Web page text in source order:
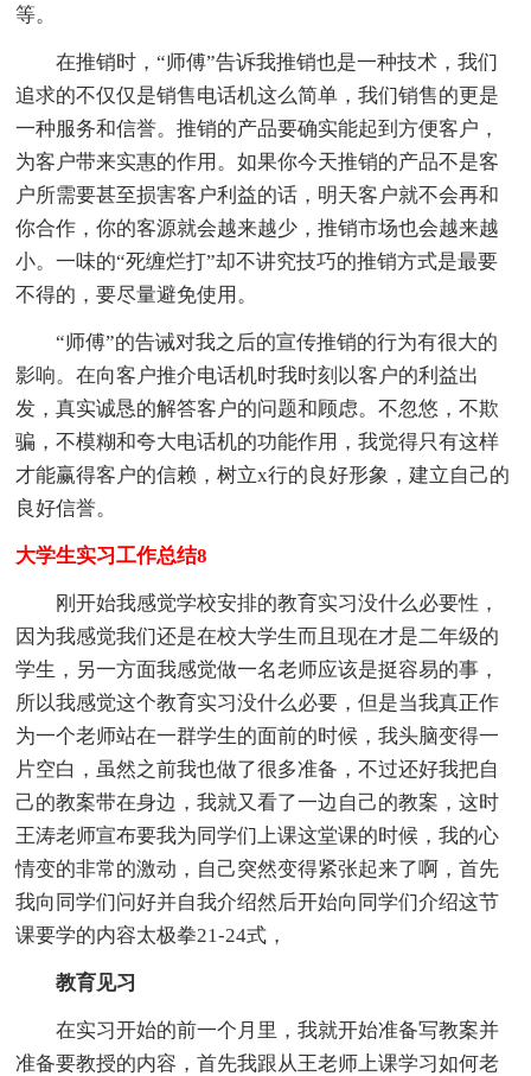
等。
在推销时，“师傅”告诉我推销也是一种技术，我们
追求的不仅仅是销售电话机这么简单，我们销售的更是
一种服务和信誉。推销的产品要确实能起到方便客户，
为客户带来实惠的作用。如果你今天推销的产品不是客
户所需要甚至损害客户利益的话，明天客户就不会再和
你合作，你的客源就会越来越少，推销市场也会越来越
小。一味的“死缠烂打”却不讲究技巧的推销方式是最要
不得的，要尽量避免使用。
“师傅”的告诫对我之后的宣传推销的行为有很大的
影响。在向客户推介电话机时我时刻以客户的利益出
发，真实诚恳的解答客户的问题和顾虑。不忽悠，不欺
骗，不模糊和夸大电话机的功能作用，我觉得只有这样
才能赢得客户的信赖，树立x行的良好形象，建立自己的
良好信誉。
大学生实习工作总结8
刚开始我感觉学校安排的教育实习没什么必要性，
因为我感觉我们还是在校大学生而且现在才是二年级的
学生，另一方面我感觉做一名老师应该是挺容易的事，
所以我感觉这个教育实习没什么必要，但是当我真正作
为一个老师站在一群学生的面前的时候，我头脑变得一
片空白，虽然之前我也做了很多准备，不过还好我把自
己的教案带在身边，我就又看了一边自己的教案，这时
王涛老师宣布要我为同学们上课这堂课的时候，我的心
情变的非常的激动，自己突然变得紧张起来了啊，首先
我向同学们问好并自我介绍然后开始向同学们介绍这节
课要学的内容太极拳21-24式，
教育见习
在实习开始的前一个月里，我就开始准备写教案并
准备要教授的内容，首先我跟从王老师上课学习如何老